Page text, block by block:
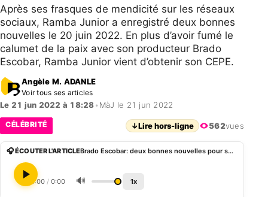
Après ses frasques de mendicité sur les réseaux
sociaux, Ramba Junior a enregistré deux bonnes
nouvelles le 20 juin 2022. En plus d’avoir fumé le
calumet de la paix avec son producteur Brado
Escobar, Ramba Junior vient d’obtenir son CEPE.
Angèle M. ADANLE
Voir tous ses articles
Le 21 jun 2022 à 18:28• MàJ le 21 jun 2022
CÉLÉBRITÉ ↓Lire hors-ligne 562vues
🎧 ÉCOUTER L'ARTICLE Brado Escobar: deux bonnes nouvelles pour son protégé, Ramba Junior qui a obtenu son CEPE
0:00 / 0:00 🔊 1x